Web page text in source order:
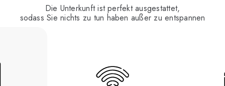
Die Unterkunft ist perfekt ausgestattet,
sodass Sie nichts zu tun haben außer zu entspannen